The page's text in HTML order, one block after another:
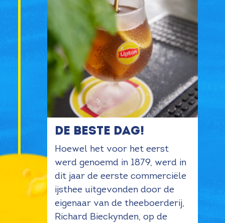
de beste dag!
Hoewel het voor het eerst
werd genoemd in 1879, werd in
dit jaar de eerste commerciële
ijsthee uitgevonden door de
eigenaar van de theeboerderij,
Richard Bieckynden, op de